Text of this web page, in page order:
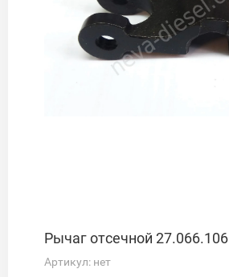
Рычаг отсечной 27.066.106
Артикул: нет